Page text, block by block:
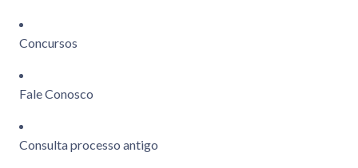
Concursos
Fale Conosco
Consulta processo antigo